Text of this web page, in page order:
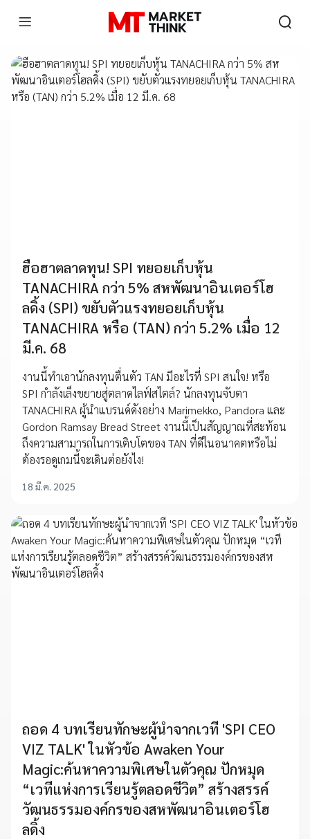
ฮือฮาตลาดทุน! SPI ทยอยเก็บหุ้น
TANACHIRA กว่า 5% สหพัฒนาอินเตอร์โฮ
ลดิ้ง (SPI) ขยับตัวแรงทยอยเก็บหุ้น
TANACHIRA หรือ (TAN) กว่า 5.2% เมื่อ 12
มี.ค. 68
งานนี้ทำเอานักลงทุนตื่นตัว TAN มีอะไรที่ SPI สนใจ! หรือ
SPI กำลังเล็งขยายสู่ตลาดไลฟ์สไตล์? นักลงทุนจับตา
TANACHIRA ผู้นำแบรนด์ดังอย่าง Marimekko, Pandora และ
Gordon Ramsay Bread Street งานนี้เป็นสัญญาณที่สะท้อน
ถึงความสามารถในการเติบโตของ TAN ที่ดีในอนาคตหรือไม่
ต้องรอดูเกมนี้จะเดินต่อยังไง!
18 มี.ค. 2025
ถอด 4 บทเรียนทักษะผู้นำจากเวที 'SPI CEO
VIZ TALK' ในหัวข้อ Awaken Your
Magic:ค้นหาความพิเศษในตัวคุณ ปักหมุด
“เวทีแห่งการเรียนรู้ตลอดชีวิต” สร้างสรรค์
วัฒนธรรมองค์กรของสหพัฒนาอินเตอร์โฮ
ลดิ้ง